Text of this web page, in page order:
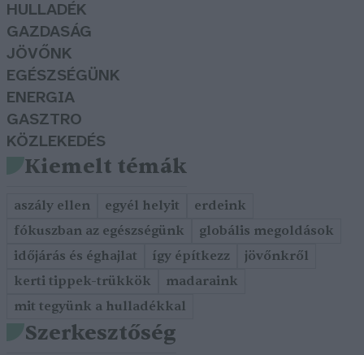
HULLADÉK
GAZDASÁG
JÖVŐNK
EGÉSZSÉGÜNK
ENERGIA
GASZTRO
KÖZLEKEDÉS
Kiemelt témák
aszály ellen egyél helyit
erdeink
fókuszban az egészségünk
globális megoldások
időjárás és éghajlat
így építkezz
jövőnkről
kerti tippek-trükkök
madaraink
mit tegyünk a hulladékkal
Szerkesztőség